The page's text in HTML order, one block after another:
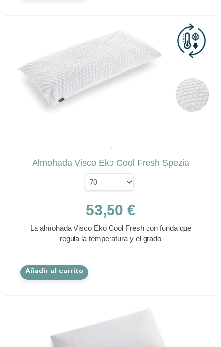
Almohada Visco Eko Cool Fresh Spezia
53,50 €
La almohada Visco Eko Cool Fresh con funda que
regula la temperatura y el grado
Añadir al carrito
Este
producto
opciones